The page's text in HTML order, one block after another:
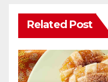
Related Post